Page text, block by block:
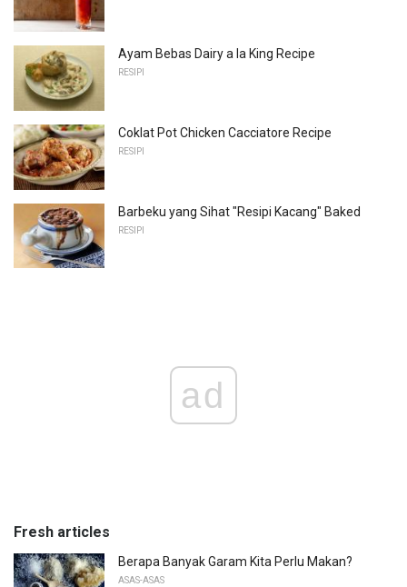
Ayam Bebas Dairy a la King Recipe
RESIPI
Coklat Pot Chicken Cacciatore Recipe
RESIPI
Barbeku yang Sihat "Resipi Kacang" Baked
RESIPI
ad
Fresh articles
Berapa Banyak Garam Kita Perlu Makan?
ASAS-ASAS